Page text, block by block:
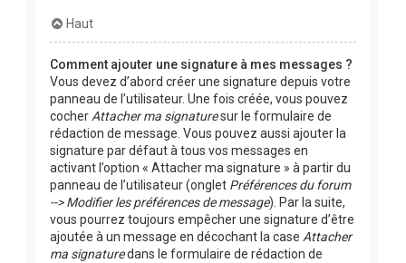
Haut
Comment ajouter une signature à mes messages ?
Vous devez d’abord créer une signature depuis votre
panneau de l’utilisateur. Une fois créée, vous pouvez
cocher Attacher ma signaturesur le formulaire de
rédaction de message. Vous pouvez aussi ajouter la
signature par défaut à tous vos messages en
activant l’option « Attacher ma signature » à partir du
panneau de l’utilisateur (onglet Préférences du forum
--> Modifier les préférences de message). Par la suite,
vous pourrez toujours empêcher une signature d’être
ajoutée à un message en décochant la case Attacher
ma signaturedans le formulaire de rédaction de